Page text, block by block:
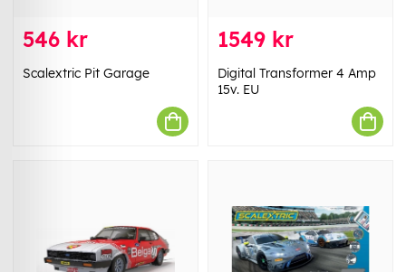
546 kr
Scalextric Pit Garage
1549 kr
Digital Transformer 4 Amp
15v. EU